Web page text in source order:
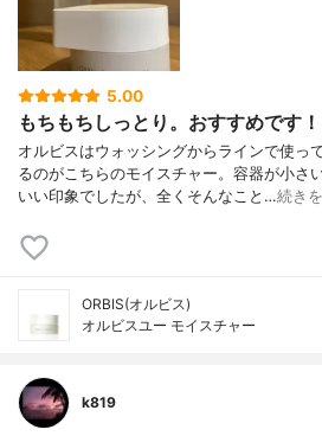
5.00
もちもちしっとり。おすすめです！
オルビスはウォッシングからラインで使っ
るのがこちらのモイスチャー。容器が小さ
いい印象でしたが、全くそんなこと…続き
ORBIS(オルビス)
オルビスユー モイスチャー
k819